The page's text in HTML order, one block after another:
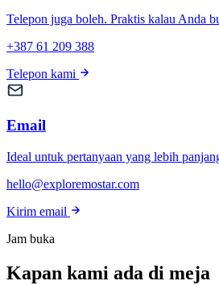
Telepon juga boleh. Praktis kalau Anda
+387 61 209 388
Telepon kami
Email
Ideal untuk pertanyaan yang lebih
hello@exploremostar.com
Kirim email
Jam buka
Kapan kami ada di meja